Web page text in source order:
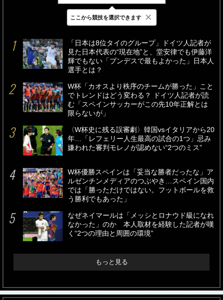
最新 24時間 週間
「日本は8位タイのグループ」ドイツ人記者が
見た日本代表の“現在地”と、堂安律でも伊藤洋
輝でもない「ブンデスで最もよかった」日本人
選手とは？
W杯「カオスより秩序のチームが勝った」こと
でトレンドはどう変わる？ ドイツ人記者が読
む「スペインサッカーがこの先10年正解とは
限らないが」
〈W杯史に残る誤審劇〉韓国vsイタリアから20
年…「レフェリー人生最高の試合の1つ」忌み
嫌われた審判モレノが認めない“2つのミス”
W杯優勝スペインは「妥当な勝者だったな」ア
ルゼンチンメディアのつぶやき…スペイン国内
では「勝っただけではない。フットボールを救
う勝利でもあった」
なぜネイマールは「メッシとロナウド級になれ
なかった」のか 本人取材を経験した記者が嘆
く“2つの理由と周囲の環境”
もっと見る
ここから競技を選択できます ×